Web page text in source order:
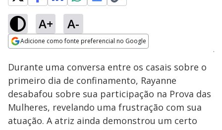
A+ A-
Adicione como fonte preferencial no Google
Ativar
:
39.00%
Durante uma conversa entre os casais sobre o
primeiro dia de confinamento, Rayanne
desabafou sobre sua participação na Prova das
Mulheres, revelando uma frustração com sua
atuação. A atriz ainda demonstrou um certo